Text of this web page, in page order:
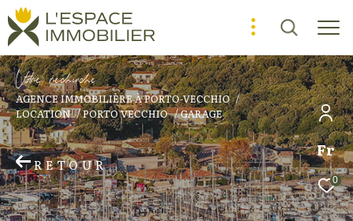
Fr
0
Vore recece
AGENCE IMMOBILIÈRE À PORTO-VECCHIO
LOCATION
PORTO VECCHIO GARAGE
RETOUR